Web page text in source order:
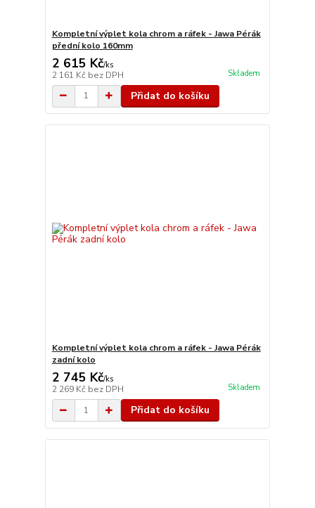
Kompletní výplet kola chrom a ráfek - Jawa Pérák
přední kolo 160mm
2 615 Kč/ks
2 161 Kč bez DPH Skladem
Přidat do košíku
Kompletní výplet kola chrom a ráfek - Jawa Pérák
zadní kolo
2 745 Kč/ks
2 269 Kč bez DPH Skladem
Přidat do košíku